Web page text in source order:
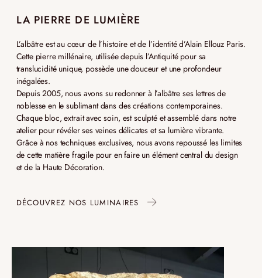
LA PIERRE DE LUMIÈRE
L’albâtre est au cœur de l’histoire et de l’identité d’Alain Ellouz Paris.
Cette pierre millénaire, utilisée depuis l’Antiquité pour sa
translucidité unique, possède une douceur et une profondeur
inégalées.
Depuis 2005, nous avons su redonner à l’albâtre ses lettres de
noblesse en le sublimant dans des créations contemporaines.
Chaque bloc, extrait avec soin, est sculpté et assemblé dans notre
atelier pour révéler ses veines délicates et sa lumière vibrante.
Grâce à nos techniques exclusives, nous avons repoussé les limites
de cette matière fragile pour en faire un élément central du design
et de la Haute Décoration.
DÉCOUVREZ NOS LUMINAIRES